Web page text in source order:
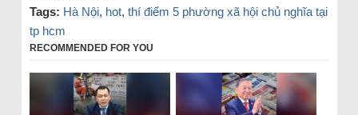
Tags: Hà Nội, hot, thí điểm 5 phường xã hội chủ nghĩa tại
tp hcm
RECOMMENDED FOR YOU